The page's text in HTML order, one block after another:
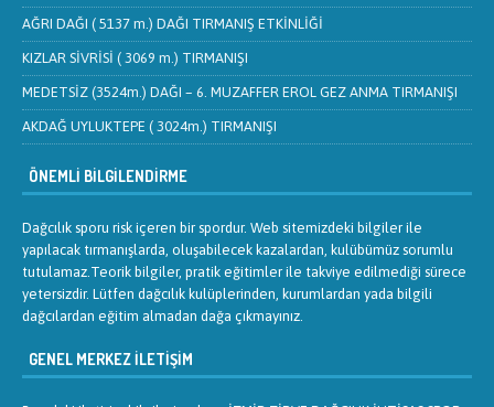
AĞRI DAĞI ( 5137 m.) DAĞI TIRMANIŞ ETKİNLİĞİ
KIZLAR SİVRİSİ ( 3069 m.) TIRMANIŞI
MEDETSİZ (3524m.) DAĞI – 6. MUZAFFER EROL GEZ ANMA TIRMANIŞI
AKDAĞ UYLUKTEPE ( 3024m.) TIRMANIŞI
ÖNEMLI BILGILENDIRME
Dağcılık sporu risk içeren bir spordur. Web sitemizdeki bilgiler ile
yapılacak tırmanışlarda, oluşabilecek kazalardan, kulübümüz sorumlu
tutulamaz.Teorik bilgiler, pratik eğitimler ile takviye edilmediği sürece
yetersizdir. Lütfen dağcılık kulüplerinden, kurumlardan yada bilgili
dağcılardan eğitim almadan dağa çıkmayınız.
GENEL MERKEZ İLETIŞIM